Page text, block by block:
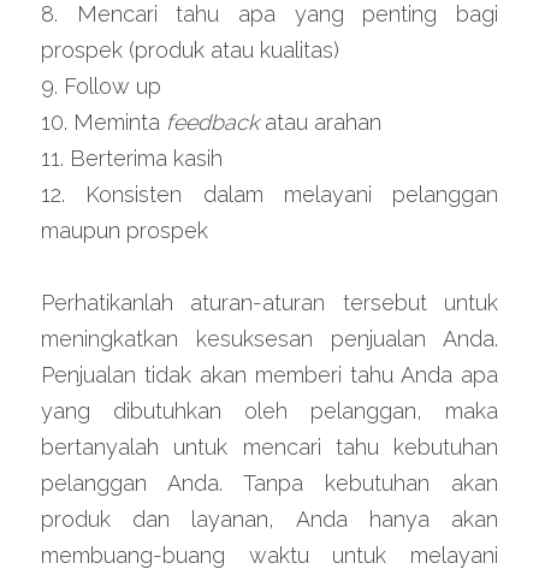
8. Mencari tahu apa yang penting bagi
prospek (produk atau kualitas)
9. Follow up
10. Meminta feedback atau arahan
11. Berterima kasih
12. Konsisten dalam melayani pelanggan
maupun prospek
Perhatikanlah aturan-aturan tersebut untuk
meningkatkan kesuksesan penjualan Anda.
Penjualan tidak akan memberi tahu Anda apa
yang dibutuhkan oleh pelanggan, maka
bertanyalah untuk mencari tahu kebutuhan
pelanggan Anda. Tanpa kebutuhan akan
produk dan layanan, Anda hanya akan
membuang-buang waktu untuk melayani